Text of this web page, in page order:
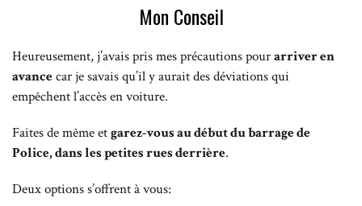
Mon Conseil
Heureusement, j’avais pris mes précautions pourarriver en
avancecar je savais qu’il y aurait des déviations qui
empêchent l’accès en voiture.
Faites de même etgarez-vous au début du barrage de
Police, dans les petites rues derrière.
Deux options s’offrent à vous: